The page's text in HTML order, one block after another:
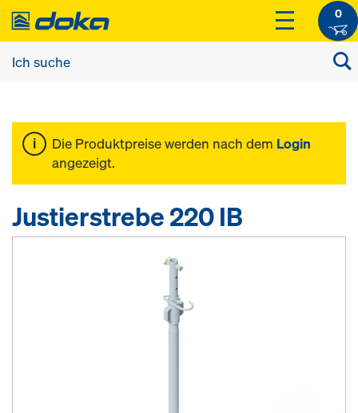
0
Die Produktpreise werden nach dem Login
angezeigt.
Justierstrebe 220 IB